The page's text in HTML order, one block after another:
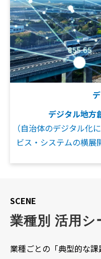
デジタル地方
（自治体のデジタル化
ビス・システムの横展
SCENE
業種別 活用シ
業種ごとの「典型的な